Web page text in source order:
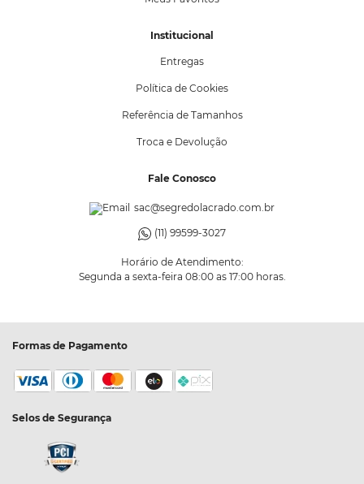
Institucional
Entregas
Política de Cookies
Referência de Tamanhos
Troca e Devolução
Fale Conosco
sac@segredolacrado.com.br
(11) 99599-3027
Horário de Atendimento:
Segunda a sexta-feira 08:00 as 17:00 horas.
Formas de Pagamento
Selos de Segurança